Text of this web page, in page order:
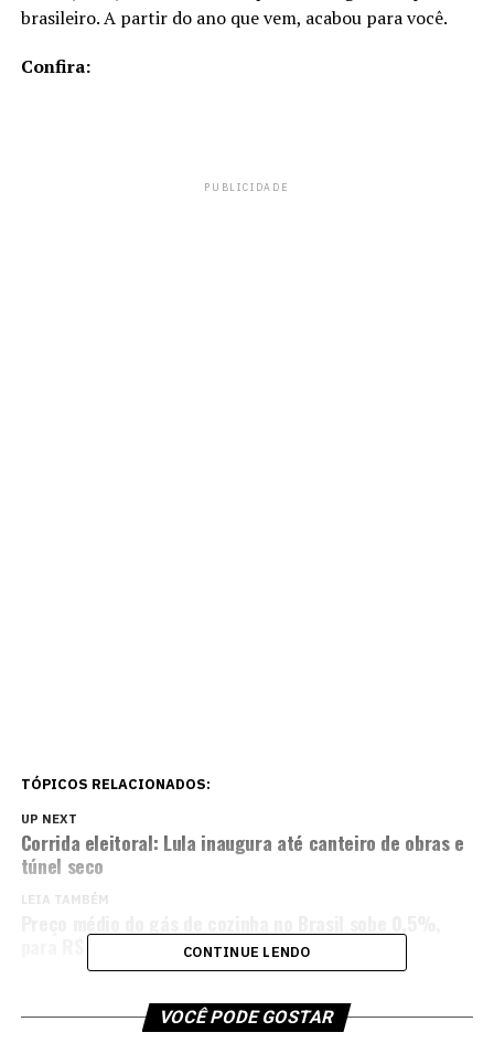
brasileiro. A partir do ano que vem, acabou para você.
Confira:
PUBLICIDADE
TÓPICOS RELACIONADOS:
UP NEXT
Corrida eleitoral: Lula inaugura até canteiro de obras e
túnel seco
LEIA TAMBÉM
para R$ 114,66, diz ANPCONTINUE LENDO
VOCÊ PODE GOSTAR